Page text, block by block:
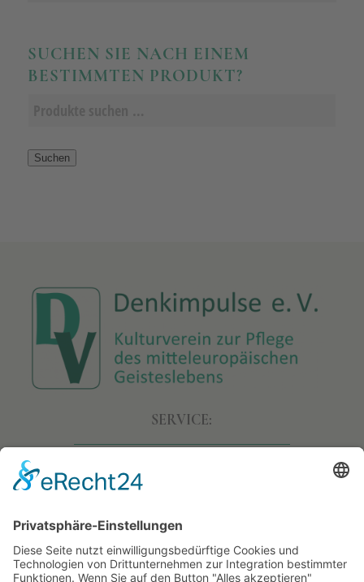
SUCHEN SIE NACH EINEM
BESTIMMTEN PRODUKT?
Suchen
SERVICE:
• Allgemeine Geschäftsbedingungen
• Widerruf
• Datenschutz